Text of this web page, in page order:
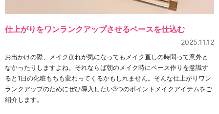
仕上がりをワンランクアップさせるベースを仕込む
2025.11.12
お出かけの際、メイク崩れが気になってもメイク直しの時間って意外と
なかったりしますよね。それならば朝のメイク時にベース作りを意識す
ると1日の化粧もちも変わってくるかもしれません。そんな仕上がりワン
ランクアップのためにぜひ導入したい3つのポイントメイクアイテムをご
紹介します。